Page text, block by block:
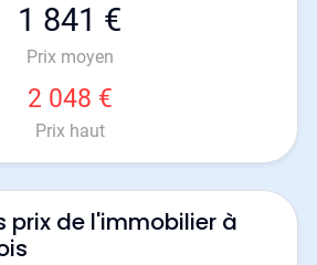
1 841 €
Prix moyen
2 048 €
Prix haut
prix de l'immobilier à